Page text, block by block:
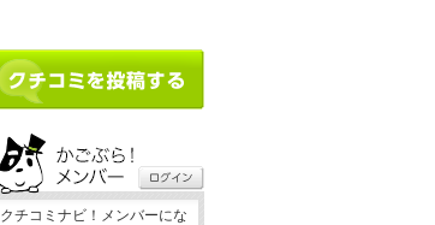
クチコミナビ！メンバーにな